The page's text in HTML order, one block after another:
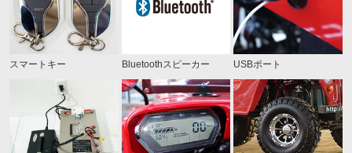
スマートキー Bluetoothスピーカー USBポート